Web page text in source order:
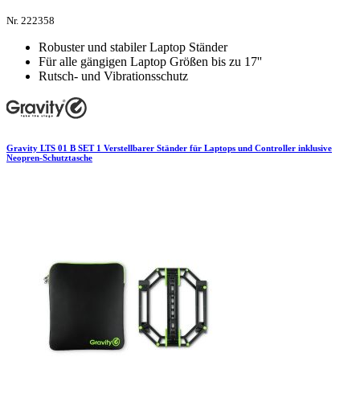
Nr. 222358
Robuster und stabiler Laptop Ständer
Für alle gängigen Laptop Größen bis zu 17''
Rutsch- und Vibrationsschutz
Gravity LTS 01 B SET 1 Verstellbarer Ständer für Laptops und Controller inklusive
Neopren-Schutztasche